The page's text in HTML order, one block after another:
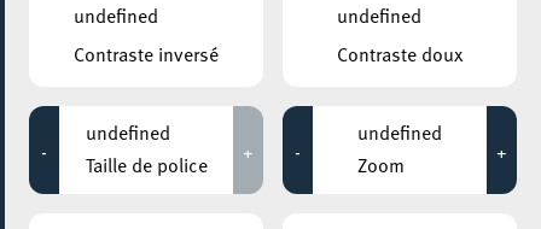
undefined
Contraste inversé
undefined
Contraste doux
-
undefined
Taille de police
+ -
undefined
Zoom
+